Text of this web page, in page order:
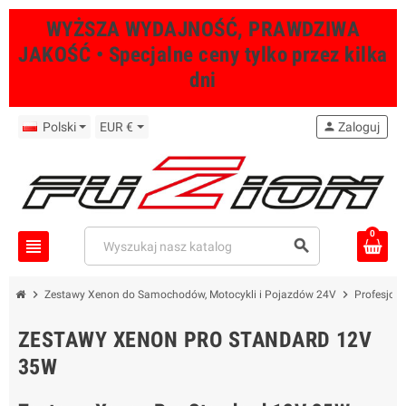
WYŻSZA WYDAJNOŚĆ, PRAWDZIWA
JAKOŚĆ • Specjalne ceny tylko przez kilka
dni
Polski EUR €
view_headline search
person Zaloguj
0
chevron_right Zestawy Xenon do Samochodów, Motocykli i Pojazdów 24V chevron_right
ZESTAWY XENON PRO STANDARD 12V
35W